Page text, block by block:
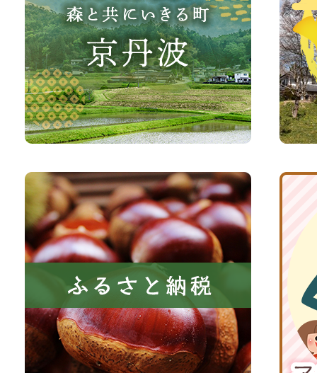
り
な
さ
い、
森
共
に
い
町
京
町
観
光
サ
イ
ふ
る
さ
税
京
波
子
育
て
応